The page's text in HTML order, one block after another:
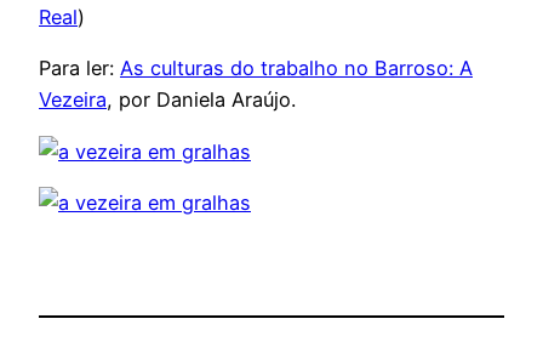
Real)
Para ler: As culturas do trabalho no Barroso: A
Vezeira, por Daniela Araújo.